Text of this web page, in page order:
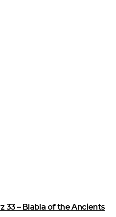
33 – Blabla of the Ancients